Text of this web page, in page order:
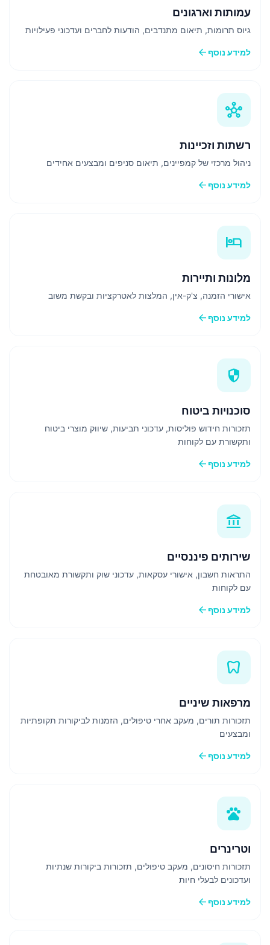
עמותות וארגונים
גיוס תרומות, תיאום מתנדבים, הודעות לחברים ועדכוני פעילויות
למידע נוסףarrow_back
hub
רשתות וזכיינות
ניהול מרכזי של קמפיינים, תיאום סניפים ומבצעים אחידים
למידע נוסףarrow_back
hotel
מלונות ותיירות
אישורי הזמנה, צ'ק-אין, המלצות לאטרקציות ובקשת משוב
למידע נוסףarrow_back
security
סוכנויות ביטוח
תזכורות חידוש פוליסות, עדכוני תביעות, שיווק מוצרי ביטוח
ותקשורת עם לקוחות
למידע נוסףarrow_back
account_balance
שירותים פיננסיים
התראות חשבון, אישורי עסקאות, עדכוני שוק ותקשורת מאובטחת
עם לקוחות
למידע נוסףarrow_back
dentistry
מרפאות שיניים
תזכורות תורים, מעקב אחרי טיפולים, הזמנות לביקורות תקופתיות
ומבצעים
למידע נוסףarrow_back
pets
וטרינרים
תזכורות חיסונים, מעקב טיפולים, תזכורות ביקורות שנתיות
ועדכונים לבעלי חיות
למידע נוסףarrow_back